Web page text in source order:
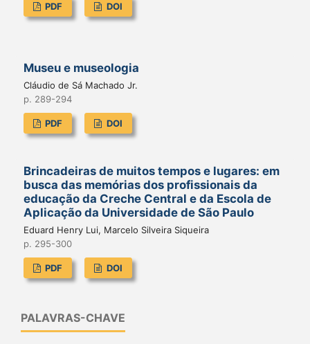
PDF DOI
Museu e museologia
Cláudio de Sá Machado Jr.
p. 289-294
PDF DOI
Brincadeiras de muitos tempos e lugares: em
busca das memórias dos profissionais da
educação da Creche Central e da Escola de
Aplicação da Universidade de São Paulo
Eduard Henry Lui, Marcelo Silveira Siqueira
p. 295-300
PDF DOI
PALAVRAS-CHAVE